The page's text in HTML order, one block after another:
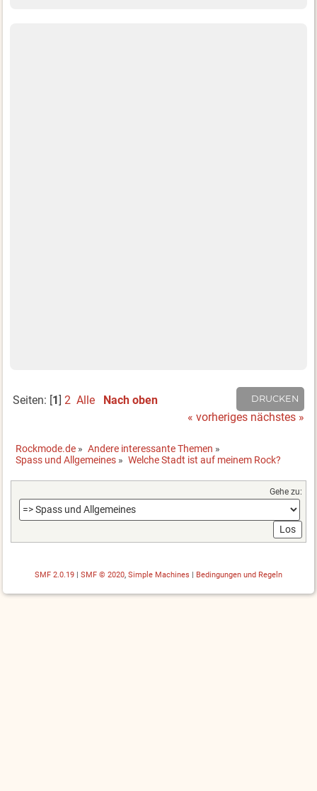
DRUCKEN
Seiten: [1] 2 Alle
Nach oben
« vorheriges nächstes »
Rockmode.de » Andere interessante Themen »
Spass und Allgemeines » Welche Stadt ist auf meinem Rock?
Gehe zu:
SMF 2.0.19 | SMF © 2020 Simple Machines | Bedingungen und Regeln